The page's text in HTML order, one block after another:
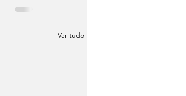
Ver tudo